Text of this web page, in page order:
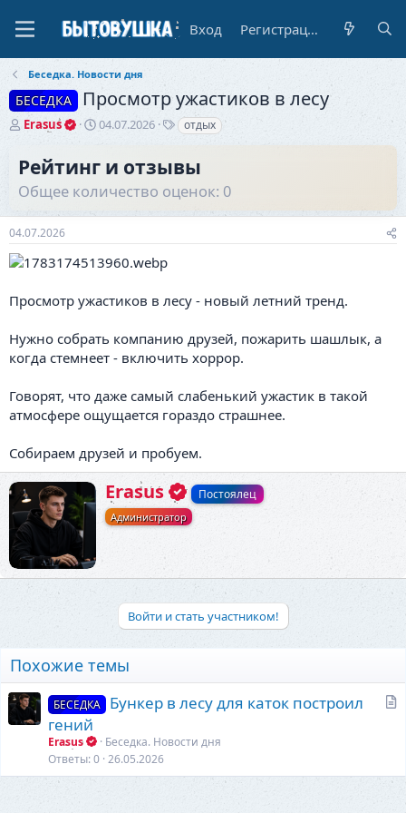
Вход Регистрация
Беседка. Новости дня
БЕСЕДКА Просмотр ужастиков в лесу
А
о
р
е
м
ы
Erasus
Д
н
ч
а
04.07.2026
Т
и
отдых
Рейтинг и отзывы
Общее количество оценок: 0
04.07.2026
Просмотр ужастиков в лесу - новый летний тренд.
Нужно собрать компанию друзей, пожарить шашлык, а
когда стемнеет - включить хоррор.
Говорят, что даже самый слабенький ужастик в такой
атмосфере ощущается гораздо страшнее.
Собираем друзей и пробуем.
А
в
т
Erasus Постоялец
Администратор
Войти и стать участником!
Похожие темы
ь
БЕСЕДКА
Бункер в лесу для каток построил
гений
Erasus
Беседка. Новости дня
Ответы 0 26.05.2026